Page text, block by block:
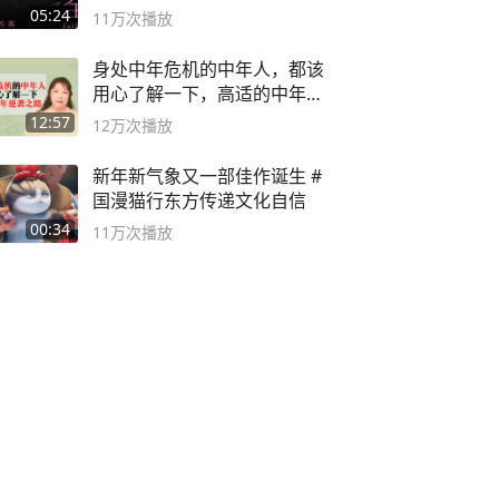
05:24 英 #成全
11万次播放
12:57
身处中年危机的中年人，都该
用心了解一下，高适的中年逆
袭之路
12万次播放
00:34
新年新气象又一部佳作诞生 #
国漫猫行东方传递文化自信
11万次播放